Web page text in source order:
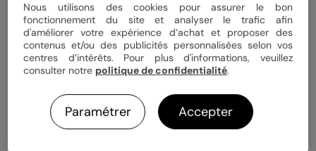
Format 10x15 cm
Papier Papier Satiné
Quantité Échantillon personnalisé
Nous utilisons des cookies pour assurer le bon
fonctionnement du site et analyser le trafic afin
d'améliorer votre expérience d’achat et proposer des
contenus et/ou des publicités personnalisées selon vos
centres d’intérêts. Pour plus d'informations, veuillez
consulter notre politique de confidentialité.
Paramétrer Accepter